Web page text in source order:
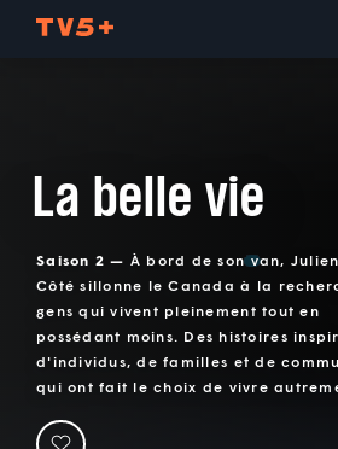
La belle vie
Saison 2 — À bord de son van, Julien
Côté sillonne le Canada à la
gens qui vivent pleinement tout en
possédant moins. Des histoires
d'individus, de familles et de
qui ont fait le choix de vivre